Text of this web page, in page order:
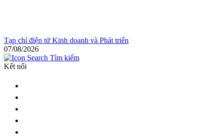
Tạp chí điện tử Kinh doanh và Phát triển
07/08/2026
Tìm kiếm
Kết nối